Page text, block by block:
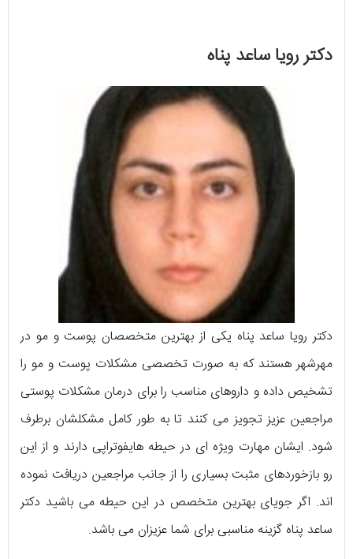
دکتر رویا ساعد پناه
دکتر رویا ساعد پناه یکی از بهترین متخصصان پوست و مو در
مهرشهر هستند که به صورت تخصصی مشکلات پوست و مو را
تشخیص داده و داروهای مناسب را برای درمان مشکلات پوستی
مراجعین عزیز تجویز می کنند تا به طور کامل مشکلشان برطرف
شود. ایشان مهارت ویژه ای در حیطه هایفوتراپی دارند و از این
رو بازخوردهای مثبت بسیاری را از جانب مراجعین دریافت نموده
اند. اگر جویای بهترین متخصص در این حیطه می باشید دکتر
ساعد پناه گزینه مناسبی برای شما عزیزان می باشد.